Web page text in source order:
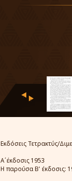
‹ ›
Εκδόσεις Τετρακτύς/
Α΄έκδοσις 1953
Η παρούσα Β' έκδοσις: